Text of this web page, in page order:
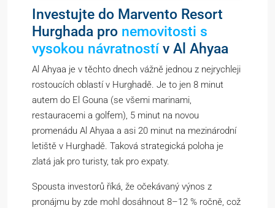
Investujte do Marvento Resort
Hurghada pro nemovitosti s
vysokou návratnostív Al Ahyaa
Al Ahyaa je v těchto dnech vážně jednou z nejrychleji
rostoucích oblastí v Hurghadě. Je to jen 8 minut
autem do El Gouna (se všemi marinami,
restauracemi a golfem), 5 minut na novou
promenádu Al Ahyaa a asi 20 minut na mezinárodní
letiště v Hurghadě. Taková strategická poloha je
zlatá jak pro turisty, tak pro expaty.
Spousta investorů říká, že očekávaný výnos z
pronájmu by zde mohl dosáhnout 8–12 % ročně, což